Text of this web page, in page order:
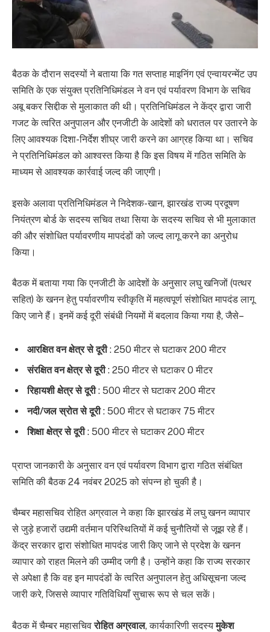
बैठक के दौरान सदस्यों ने बताया कि गत सप्ताह माइनिंग एवं एन्वायरन्मेंट उप
समिति के एक संयुक्त प्रतिनिधिमंडल ने वन एवं पर्यावरण विभाग के सचिव
अबू बकर सिद्दीक से मुलाकात की थी। प्रतिनिधिमंडल ने केंद्र द्वारा जारी
गजट के त्वरित अनुपालन और एनजीटी के आदेशों को धरातल पर उतारने के
लिए आवश्यक दिशा-निर्देश शीघ्र जारी करने का आग्रह किया था। सचिव
ने प्रतिनिधिमंडल को आश्वस्त किया है कि इस विषय में गठित समिति के
माध्यम से आवश्यक कार्रवाई जल्द की जाएगी।
इसके अलावा प्रतिनिधिमंडल ने निदेशक-खान, झारखंड राज्य प्रदूषण
नियंत्रण बोर्ड के सदस्य सचिव तथा सिया के सदस्य सचिव से भी मुलाकात
की और संशोधित पर्यावरणीय मापदंडों को जल्द लागू करने का अनुरोध
किया।
बैठक में बताया गया कि एनजीटी के आदेशों के अनुसार लघु खनिजों (पत्थर
सहित) के खनन हेतु पर्यावरणीय स्वीकृति में महत्वपूर्ण संशोधित मापदंड लागू
किए जाने हैं। इनमें कई दूरी संबंधी नियमों में बदलाव किया गया है, जैसे–
आरक्षित वन क्षेत्र से दूरी: 250 मीटर से घटाकर 200 मीटर
संरक्षित वन क्षेत्र से दूरी: 250 मीटर से घटाकर 0 मीटर
रिहायशी क्षेत्र से दूरी: 500 मीटर से घटाकर 200 मीटर
नदी/जल स्रोत से दूरी: 500 मीटर से घटाकर 75 मीटर
शिक्षा क्षेत्र से दूरी: 500 मीटर से घटाकर 200 मीटर
प्राप्त जानकारी के अनुसार वन एवं पर्यावरण विभाग द्वारा गठित संबंधित
समिति की बैठक 24 नवंबर 2025 को संपन्न हो चुकी है।
चैम्बर महासचिव रोहित अग्रवाल ने कहा कि झारखंड में लघु खनन व्यापार
से जुड़े हजारों उद्यमी वर्तमान परिस्थितियों में कई चुनौतियों से जूझ रहे हैं।
केंद्र सरकार द्वारा संशोधित मापदंड जारी किए जाने से प्रदेश के खनन
व्यापार को राहत मिलने की उम्मीद जगी है। उन्होंने कहा कि राज्य सरकार
से अपेक्षा है कि वह इन मापदंडों के त्वरित अनुपालन हेतु अधिसूचना जल्द
जारी करे, जिससे व्यापार गतिविधियाँ सुचारू रूप से चल सकें।
बैठक में चैम्बर महासचिवरोहित अग्रवाल, कार्यकारिणी सदस्यमुकेश